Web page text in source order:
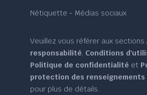
Nétiquette - Médias sociaux
Veuillez vous référer aux sections
responsabilité, Conditions
Politique de confidentialité et
protection des renseignements
pour plus de détails.